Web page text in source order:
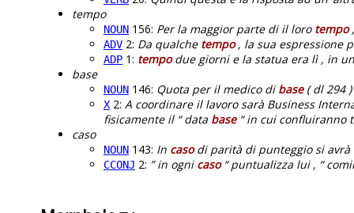
tempo
NOUN 156: Per la maggior parte di il loro tempo
ADV 2: Da qualche tempo, la sua espressione
ADP 1: tempodue giorni e la statua era lì , in
base
NOUN 146: Quota per il medico di base( dl 294 )
X 2: A coordinare il lavoro sarà Business
fisicamente il “ data base“ in cui confluiranno
caso
NOUN 143: In casodi parità di punteggio si avrà
CCONJ 2: ” in ogni caso“ puntualizza lui , “